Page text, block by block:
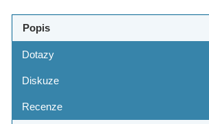
Popis
Dotazy
Diskuze
Recenze